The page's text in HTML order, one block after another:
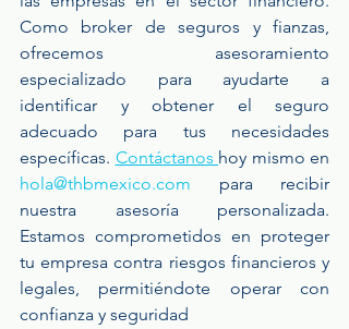
Como broker de seguros y fianzas,
ofrecemos asesoramiento
especializado para ayudarte a
identificar y obtener el seguro
adecuado para tus necesidades
específicas. Contáctanos
hola@thbmexico.com para recibir
nuestra asesoría personalizada.
Estamos comprometidos en proteger
tu empresa contra riesgos financieros y
legales, permitiéndote operar con
confianza y seguridad